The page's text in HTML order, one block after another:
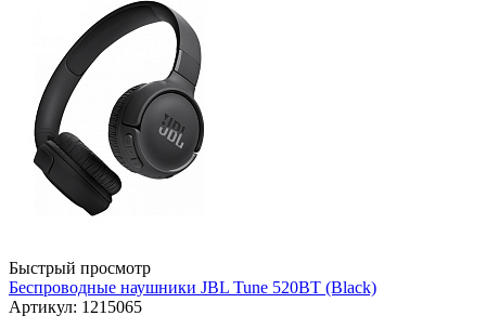
Быстрый просмотр
Беспроводные наушники JBL Tune 520BT (Black)
Артикул: 1215065